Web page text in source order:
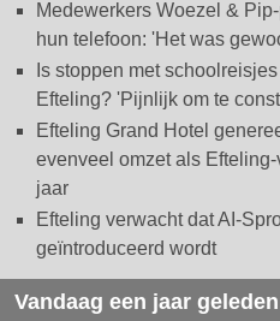
Medewerkers Woezel &
hun telefoon: 'Het was
Is stoppen met
Efteling? 'Pijnlijk om te
Efteling Grand Hotel
evenveel omzet als
jaar
Efteling verwacht dat AI-
geïntroduceerd wordt
Vandaag een jaar geleden